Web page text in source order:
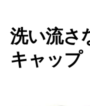
洗い流さ
キャップ